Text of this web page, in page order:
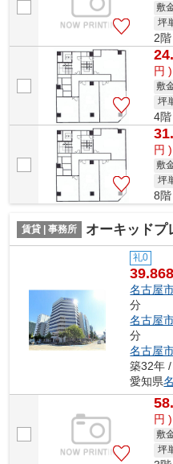
敷
坪
2
円 )
敷
坪
4
円 )
敷
坪
8
賃貸 | 事務所 オーキッドプレイス
礼0
名古屋
分
名古屋
分
名古屋
築32年
愛知県
円 )
敷
坪